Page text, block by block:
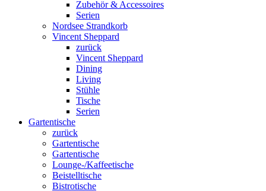
Zubehör & Accessoires
Serien
Nordsee Strandkorb
Vincent Sheppard
zurück
Vincent Sheppard
Dining
Living
Stühle
Tische
Serien
Gartentische
zurück
Gartentische
Gartentische
Lounge-/Kaffeetische
Beistelltische
Bistrotische